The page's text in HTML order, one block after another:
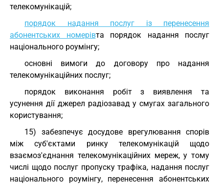
телекомунікацій;
порядок надання послуг із перенесення
абонентських номерівта порядок надання послуг
національного роумінгу;
основні вимоги до договору про надання
телекомунікаційних послуг;
порядок виконання робіт з виявлення та
усунення дії джерел радіозавад у смугах загального
користування;
15) забезпечує досудове врегулювання спорів
між суб'єктами ринку телекомунікацій щодо
взаємоз'єднання телекомунікаційних мереж, у тому
числі щодо послуг пропуску трафіка, надання послуг
національного роумінгу, перенесення абонентських